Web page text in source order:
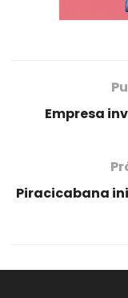
Empresa
Piracicabana